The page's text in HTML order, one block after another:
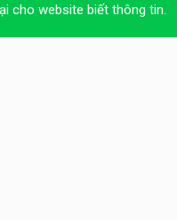
cho website biết thông tin.